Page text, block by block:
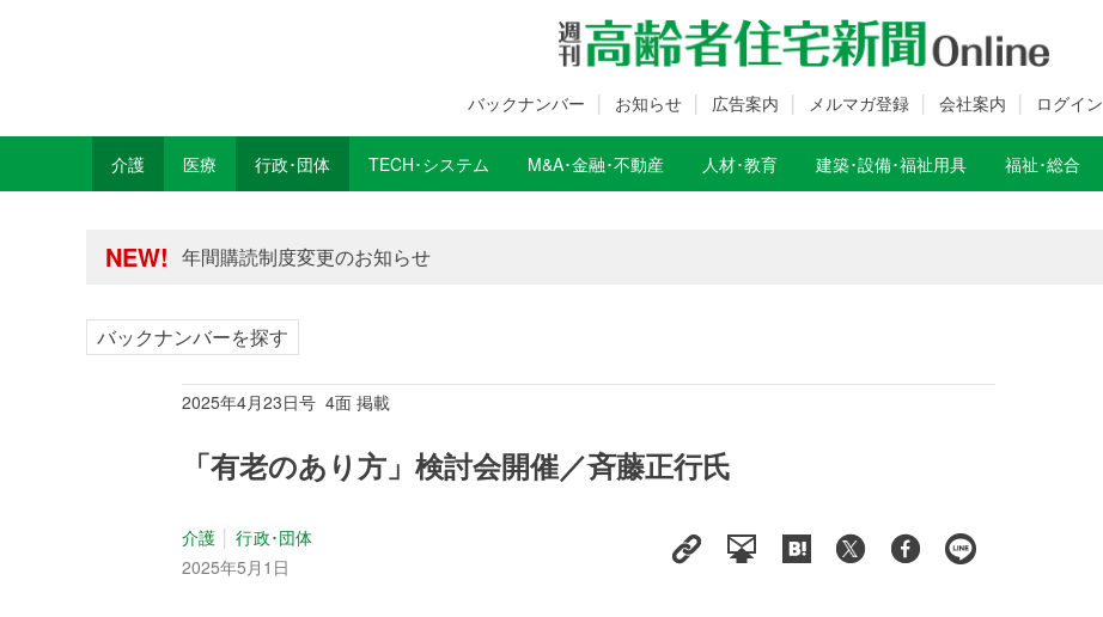
バックナンバー お知らせ 広告案内 メルマガ登録 会社案内 ログイン
介護 医療 行政･団体 TECH･システム M&A･金融･不動産 人材･教育 建築･設備･福祉用具 福祉･総合
NEW!
年間購読制度変更のお知らせ
年間購読制度変更のお知らせ
バックナンバーを探す
2025年4月23日号 4面 掲載
「有老のあり方」検討会開催／斉藤正行氏
介護
行政･団体
2025年5月1日